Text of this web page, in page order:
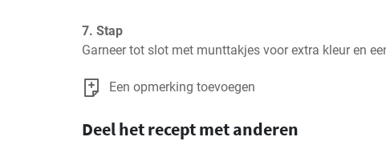
7. Stap
Garneer tot slot met munttakjes voor extra kleur en
Een opmerking toevoegen
Deel het recept met anderen